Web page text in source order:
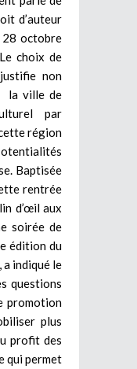
d’auteur
octobre
choix de
non
la ville de
par
région
Baptisée
rentrée
d’œil aux
soirée de
édition du
indiqué le
questions
promotion
plus
profit des
qui permet